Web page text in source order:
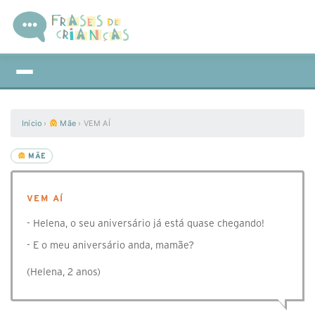
Início › Mãe › VEM AÍ
MÃE
VEM AÍ
- Helena, o seu aniversário já está quase chegando!
- E o meu aniversário anda, mamãe?
(Helena, 2 anos)